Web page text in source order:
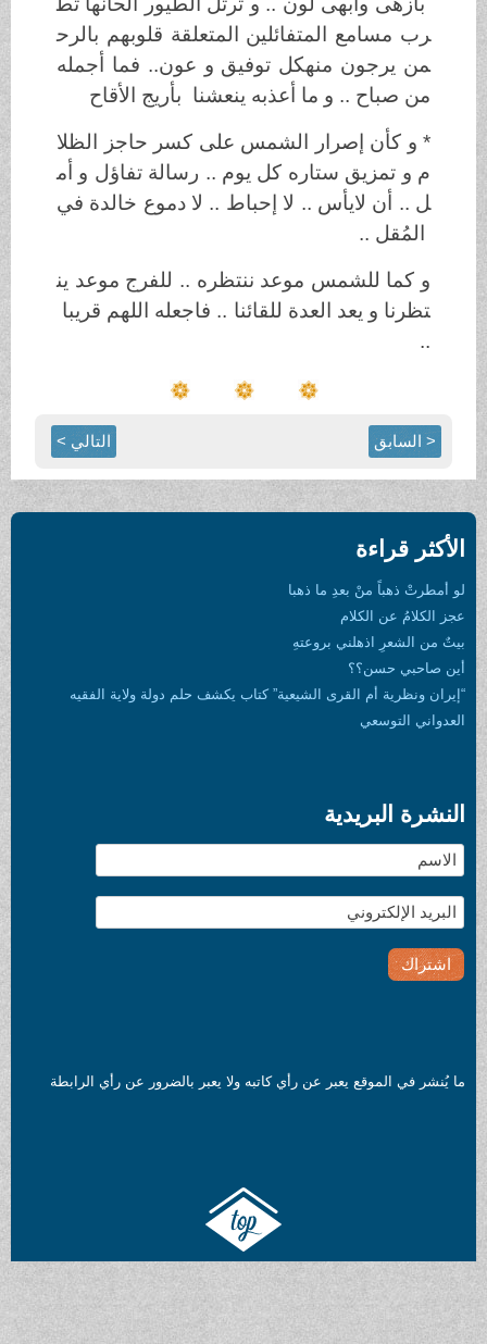
رب مسامع المتفائلين المتعلقة قلوبهم بالرح
من يرجون منهكل توفيق و عون..فما أجمله
من صباح .. و ما أعذبه ينعشنا بأريج الأقاح
* و كأن إصرار الشمس على كسر حاجز الظلا
و تمزيق ستاره كل يوم.. رسالة تفاؤل و
أم
.. أن لايأس.. لا إحباط.. لا دموع خالدة في
المُقل..
كما للشمس موعد ننتظره.. للفرج موعد ين
تظرنا و يعد العدة للقائنا.. فاجعله اللهم قريبا
< السابق التالي >
الأكثر قراءة
لو أمطرتْ ذهباً منْ بعدِ ما ذهبا
عجز الكلامُ عن الكلام
بيتٌ من الشعرِ اذهلني بروعتهِ
أين صاحبي حسن؟؟
“إيران ونظرية أم القرى الشيعية” كتاب يكشف حلم دولة ولاية الفقيه
العدواني التوسعي
النشرة البريدية
ما يُنشر في الموقع يعبر عن رأي كاتبه ولا يعبر بالضرور عن رأي الرابطة